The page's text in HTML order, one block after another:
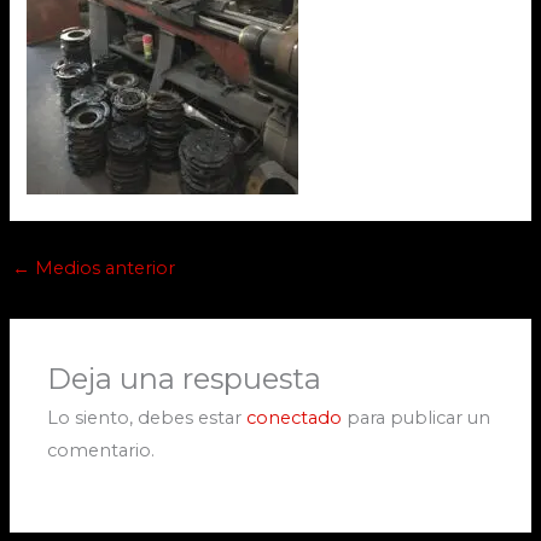
← Medios anterior
Deja una respuesta
Lo siento, debes estar conectado para publicar un
comentario.